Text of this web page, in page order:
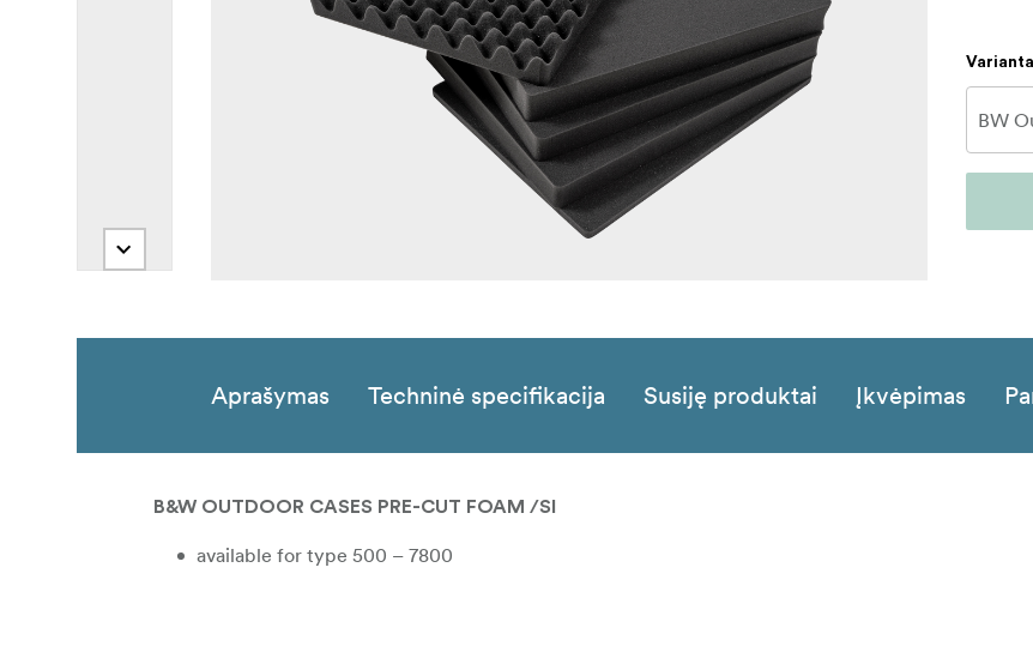
Aprašymas Techninė specifikacija Susiję produktai Įkvėpimas
B&W OUTDOOR CASES PRE-CUT FOAM /SI
available for type 500 – 7800